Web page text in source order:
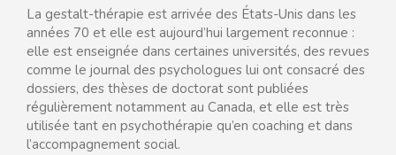
La gestalt-thérapie est arrivée des États-Unis dans les
années 70 et elle est aujourd’hui largement reconnue :
elle est enseignée dans certaines universités, des revues
comme le journal des psychologues lui ont consacré des
dossiers, des thèses de doctorat sont publiées
régulièrement notamment au Canada, et elle est très
utilisée tant en psychothérapie qu’en coaching et dans
l’accompagnement social.